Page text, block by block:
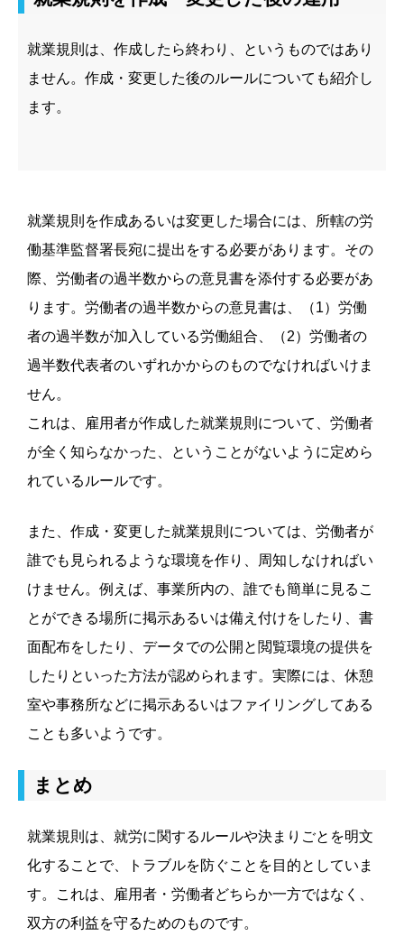
就業規則は、作成したら終わり、というものではあり
ません。作成・変更した後のルールについても紹介し
ます。
就業規則を作成あるいは変更した場合には、所轄の労
働基準監督署長宛に提出をする必要があります。その
際、労働者の過半数からの意見書を添付する必要があ
ります。 労働者の過半数からの意見書は、（1）労働
者の過半数が加入している労働組合、（2）労働者の
過半数代表者のいずれかからのものでなければいけま
せん。
これは、雇用者が作成した就業規則について、労働者
が全く知らなかった、ということがないように定めら
れているルールです。
また、作成・変更した就業規則については、労働者が
誰でも見られるような環境を作り、周知しなければい
けません。 例えば、事業所内の、誰でも簡単に見るこ
とができる場所に掲示あるいは備え付けをしたり、書
面配布をしたり、データでの公開と閲覧環境の提供を
したりといった方法が認められます。 実際には、休憩
室や事務所などに掲示あるいはファイリングしてある
ことも多いようです。
まとめ
就業規則は、就労に関するルールや決まりごとを明文
化することで、トラブルを防ぐことを目的としていま
す。
これは、雇用者・労働者どちらか一方ではなく、
双方の利益を守るためのものです。